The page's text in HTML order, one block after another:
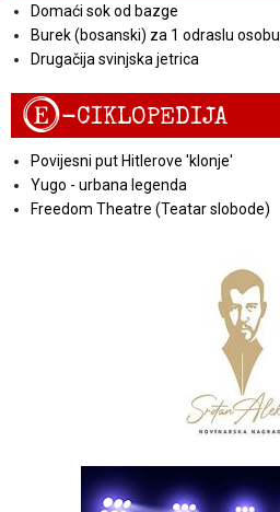
Domaći sok od bazge
Burek (bosanski) za 1 odraslu osobu
Drugačija svinjska jetrica
E-CIKLOPEDIJA
Povijesni put Hitlerove 'klonje'
Yugo - urbana legenda
Freedom Theatre (Teatar slobode)